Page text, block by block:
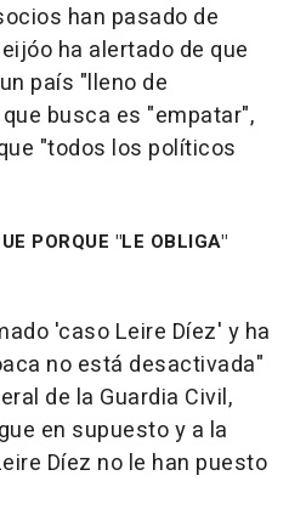
han pasado de
ha alertado de que
país "lleno de
busca es "empatar",
"todos los políticos
PORQUE "LE OBLIGA"
'caso Leire Díez' y ha
no está desactivada"
de la Guardia Civil,
en supuesto y a la
Díez no le han puesto